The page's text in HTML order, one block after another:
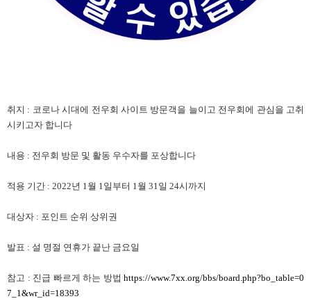
취지 : 코로나 시대에 전우회 사이트 방문객을 늘이고 전우회에 관심을 고취
시키고자 합니다
내용 : 전우회 방문 및 활동 우수자를 포상합니다
적용 기간 : 2022년 1 월 1 일부터 1 월 31 일 24시까지
대상자 : 포인트 순위 상위권
발표 : 설 명절 연휴가 끝난 금요일
참고 : 진급 빠르게 하는 방법 https://www.7xx.org/bbs/board.php?bo_table=0
7_1&wr_id=18393